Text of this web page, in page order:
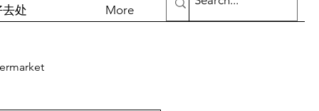
处 More